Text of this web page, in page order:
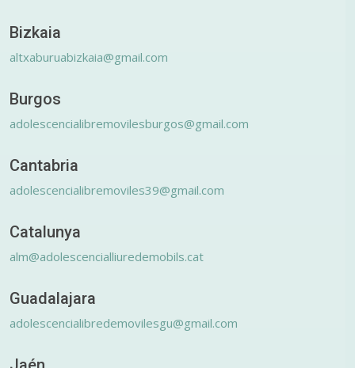
Bizkaia
altxaburuabizkaia@gmail.com
Burgos
adolescencialibremovilesburgos@gmail.com
Cantabria
adolescencialibremoviles39@gmail.com
Catalunya
alm@adolescencialliuredemobils.cat
Guadalajara
adolescencialibredemovilesgu@gmail.com